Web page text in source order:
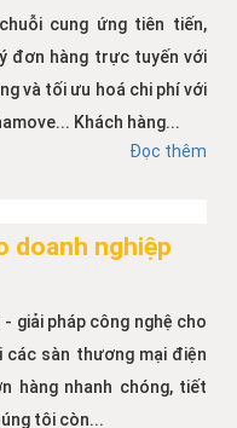
cung ứng tiên tiến,
đơn hàng trực tuyến với
và tối ưu hoá chi phí với
Khách hàng...
Đọc thêm
doanh nghiệp
giải pháp công nghệ cho
sàn thương mại điện
hàng nhanh chóng, tiết
tôi còn...